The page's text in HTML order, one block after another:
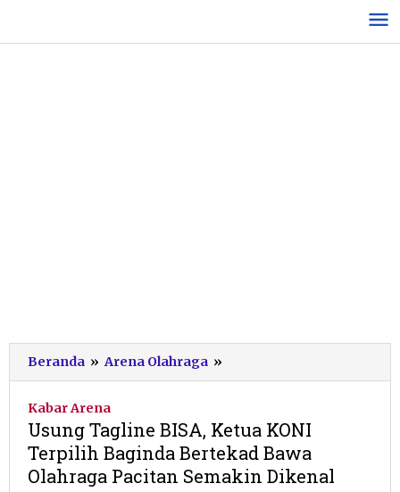
konten
Beranda » Arena Olahraga »
Tagline
KONI
Terpilih
Baginda
Kabar Arena
Usung Tagline BISA, Ketua KONI
Terpilih Baginda Bertekad Bawa
Olahraga Pacitan Semakin Dikenal